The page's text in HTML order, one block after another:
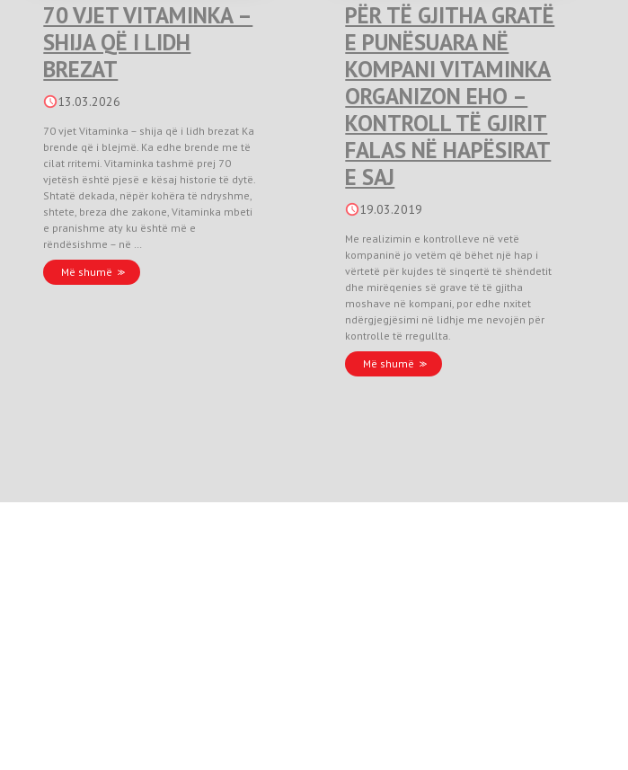
70 VJET VITAMINKA –
SHIJA QË I LIDH
BREZAT
13.03.2026
70 vjet Vitaminka – shija që i lidh brezat Ka
brende që i blejmë. Ka edhe brende me të
cilat rritemi. Vitaminka tashmë prej 70
vjetësh është pjesë e kësaj historie të dytë.
Shtatë dekada, nëpër kohëra të ndryshme,
shtete, breza dhe zakone, Vitaminka mbeti
e pranishme aty ku është më e
rëndësishme – në …
Më shumë
PËR TË GJITHA GRATË
E PUNËSUARA NË
KOMPANI VITAMINKA
ORGANIZON EHO –
KONTROLL TË GJIRIT
FALAS NË HAPËSIRAT
E SAJ
19.03.2019
Me realizimin e kontrolleve në vetë
kompaninë jo vetëm që bëhet një hap i
vërtetë për kujdes të sinqertë të shëndetit
dhe mirëqenies së grave të të gjitha
moshave në kompani, por edhe nxitet
ndërgjegjësimi në lidhje me nevojën për
kontrolle të rregullta.
Më shumë